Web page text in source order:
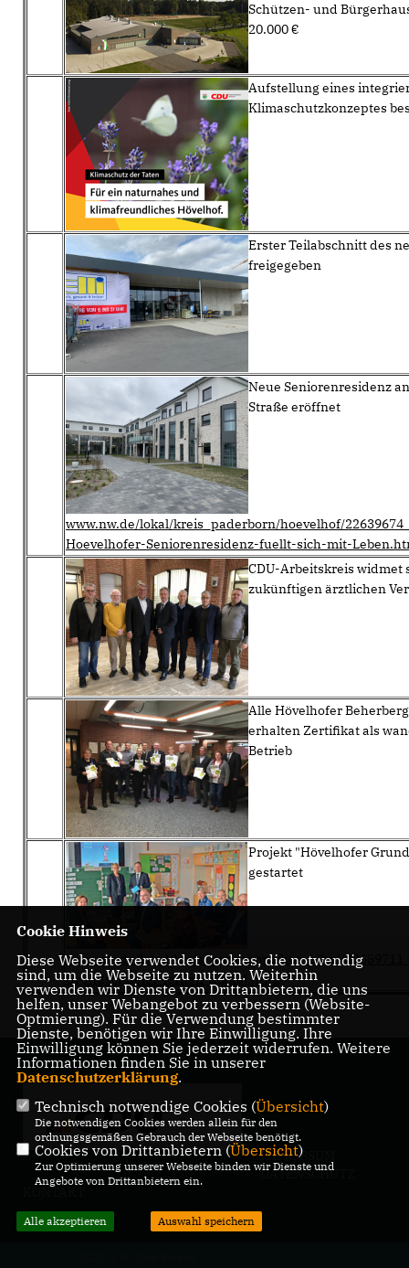
Schützen- und
20.000
Aufstellung eines
Klimaschutzkonzeptes
Erster Teilabschnitt des
freigegeben
Neue Seniorenresidenz
Straße eröffnet
www.nw.de/lokal/kreis_paderborn/hoevelhof/
Hoevelhofer-Seniorenresidenz-fuellt-sich-mit-
CDU-Arbeitskreis widmet
zukünftigen ärztlichen
Alle Hövelhofer
erhalten Zertifikat als
Betrieb
Projekt "Hövelhofer
gestartet
www.nw.de/lokal/kreis_paderborn/hoevelhof/
Grundschueler-lernen-digital.html
IMPRESSUM
DATENSCHUTZ
KONTAKT
Cookie Hinweis
Diese Webseite verwendet Cookies, die notwendig
sind, um die Webseite zu nutzen. Weiterhin
verwenden wir Dienste von Drittanbietern, die uns
helfen, unser Webangebot zu verbessern (Website-
Optmierung). Für die Verwendung bestimmter
Dienste, benötigen wir Ihre Einwilligung. Ihre
Einwilligung können Sie jederzeit widerrufen. Weitere
Informationen finden Sie in unserer
Datenschutzerklärung.
Technisch notwendige Cookies (Übersicht)
Die notwendigen Cookies werden allein für den
ordnungsgemäßen Gebrauch der Webseite benötigt.
Cookies von Drittanbietern (Übersicht)
Zur Optimierung unserer Webseite binden wir Dienste und
Angebote von Drittanbietern ein.
Alle akzeptieren Auswahl speichern